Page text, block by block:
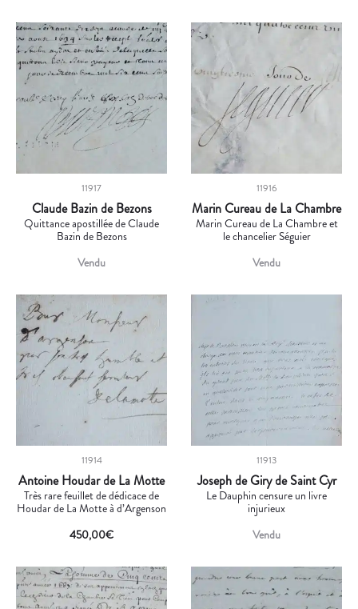
11917
Claude Bazin de Bezons
Quittance apostillée de Claude
Bazin de Bezons
Vendu
11916
Marin Cureau de La Chambre
Marin Cureau de La Chambre et
le chancelier Séguier
Vendu
11914
Antoine Houdar de La Motte
Très rare feuillet de dédicace de
Houdar de La Motte à d’Argenson
450,00€
11913
Joseph de Giry de Saint Cyr
Le Dauphin censure un livre
injurieux
Vendu